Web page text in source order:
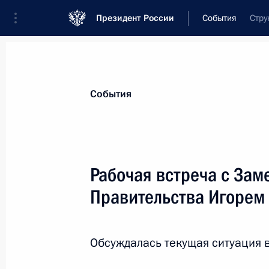
Президент России События
Новости
Дмитрий Медведев провёл рабочую
События
Рабочая встреча с
Правительства
Обсуждалась текущая ситуация